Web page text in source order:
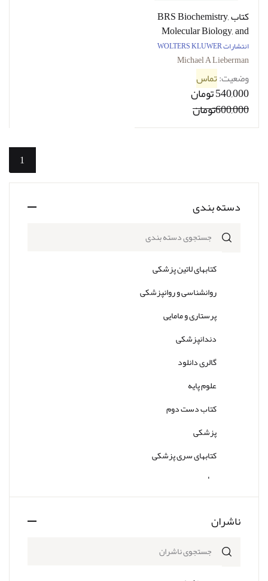
دسته بندی
کتابهای لاتین پزشکی
روانشناسی و روانپزشکی
پرستاری و مامایی
دندانپزشکی
گالری دانلود
علوم پایه
کتاب دست دوم
پزشکی
کتابهای سری پزشکی
سایر
ناشران
کتاب BRS Biochemistry,
Molecular Biology, and
Genetics (Board Review
Series) 7th Edition 2020
انتشارات WOLTERS KLUWER
Michael A Lieberman
وضعیت:تماس
540,000 تومان
600,000تومان
1